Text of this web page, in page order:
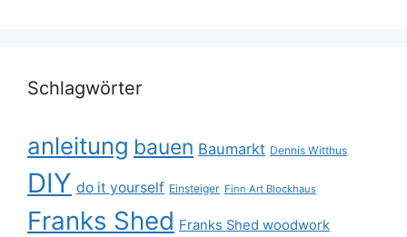
Schlagwörter
anleitung bauen Baumarkt Dennis Witthus
DIY do it yourself Einsteiger Finn Art Blockhaus
Franks Shed Franks Shed woodwork